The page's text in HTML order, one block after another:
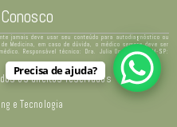
jamais deve usar seu conteúdo para autodiagnóstico ou
Medicina, em caso de dúvida, o médico sempre deve ser
Responsável técnico: Dra. Julia Ocampo – CRM-SP:
os direitos reservados
e Tecnologia
Precisa de ajuda?